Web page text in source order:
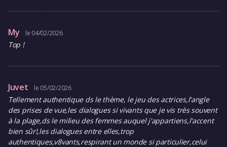
My le 04/02/2026
Top !
Juvet le 05/02/2026
Tellement authentique ds le thème, le jeu des actrices,l'angle
des prises de vue,les dialogues si vivants que je vis très souvent
à la plage,ds le milieu des femmes auquel j'appartiens,l'accent
bien sûr!,les dialogues entre elles,trop
authentiques,v8vants,respirant un monde si particulier,celui